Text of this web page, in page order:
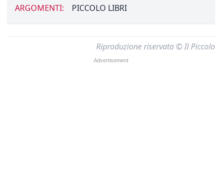
ARGOMENTI: PICCOLO LIBRI
Riproduzione riservata © Il Piccolo